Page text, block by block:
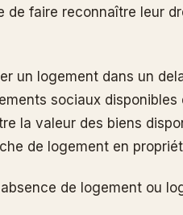
de faire reconnaître leur
un logement dans un
sociaux
la valeur des biens
de logement en
de logement ou